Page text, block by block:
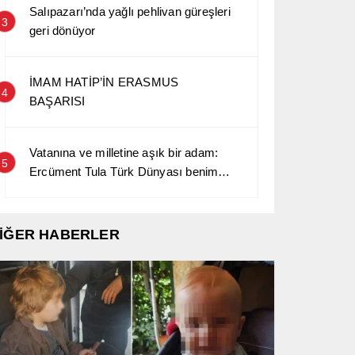
3
Salıpazarı’nda yağlı pehlivan güreşleri
geri dönüyor
4
İMAM HATİP’İN ERASMUS
BAŞARISI
5
Vatanına ve milletine aşık bir adam:
Ercüment Tula Türk Dünyası benim
HABERLER